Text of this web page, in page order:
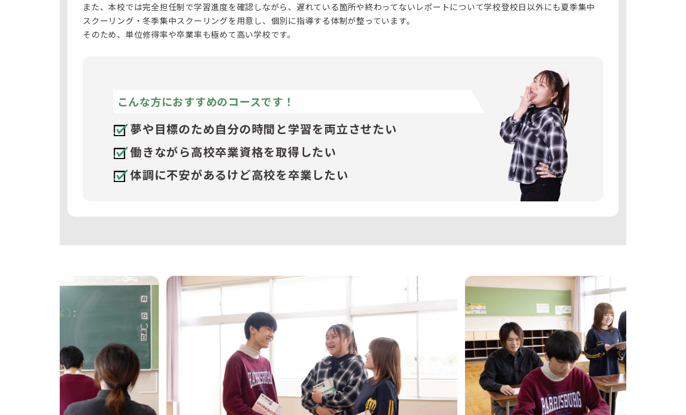
また、本校では完全担任制で学習進度を確認しながら、遅れている箇所や終わってないレポートについて学校登校日以外にも夏季集中
スクーリング・冬季集中スクーリングを用意し、個別に指導する体制が整っています。
そのため、単位修得率や卒業率も極めて高い学校です。
こんな方におすすめのコースです！
夢や目標のため自分の時間と学習を両立させたい
働きながら高校卒業資格を取得したい
体調に不安があるけど高校を卒業したい